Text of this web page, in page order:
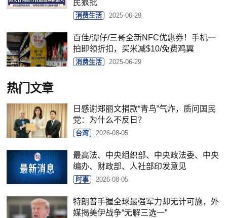
民狠批
消费生活 2025-06-29
百佳/谭仔/三哥全新NFC优惠券！手机一
拍即领折扣，买米减$10/免费鸡翼
消费生活 2025-06-29
热门文章
日感谢郑丽文捐款“青鸟”气炸，质问国民
党：为什么不反日？
台湾 2026-08-05
最高法、中央组织部、中央政法委、中央
编办、财政部、人社部印发意见
时事 2026-08-05
特朗普手握全球最强军力却无计可施，外
媒揭美伊战争“无解三选一”